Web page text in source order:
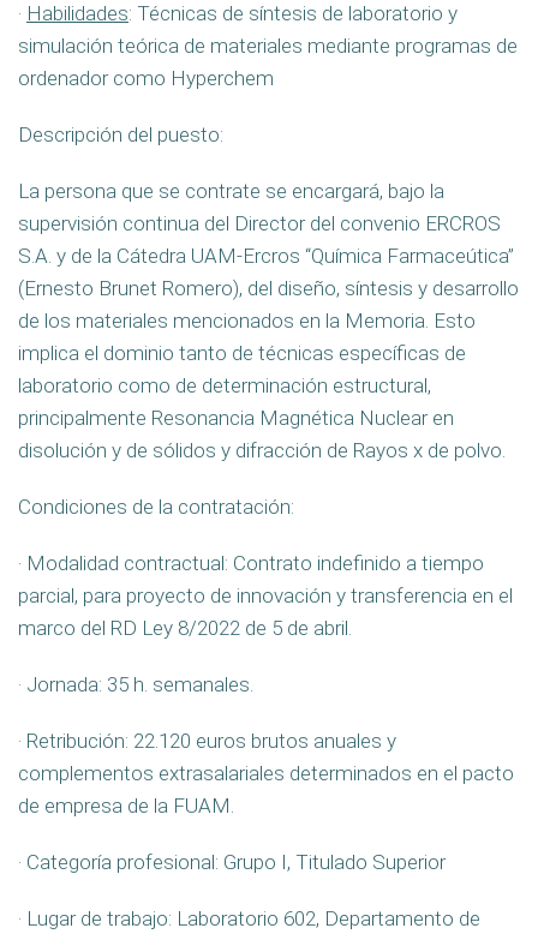
· Habilidades: Técnicas de síntesis de laboratorio y
simulación teórica de materiales mediante programas de
ordenador como Hyperchem
Descripción del puesto:
La persona que se contrate se encargará, bajo la
supervisión continua del Director del convenio ERCROS
S.A. y de la Cátedra UAM-Ercros “Química Farmaceútica”
(Ernesto Brunet Romero), del diseño, síntesis y desarrollo
de los materiales mencionados en la Memoria. Esto
implica el dominio tanto de técnicas específicas de
laboratorio como de determinación estructural,
principalmente Resonancia Magnética Nuclear en
disolución y de sólidos y difracción de Rayos x de polvo.
Condiciones de la contratación:
· Modalidad contractual: Contrato indefinido a tiempo
parcial, para proyecto de innovación y transferencia en el
marco del RD Ley 8/2022 de 5 de abril.
· Jornada: 35 h. semanales.
· Retribución: 22.120 euros brutos anuales y
complementos extrasalariales determinados en el pacto
de empresa de la FUAM.
· Categoría profesional: Grupo I, Titulado Superior
· Lugar de trabajo: Laboratorio 602, Departamento de